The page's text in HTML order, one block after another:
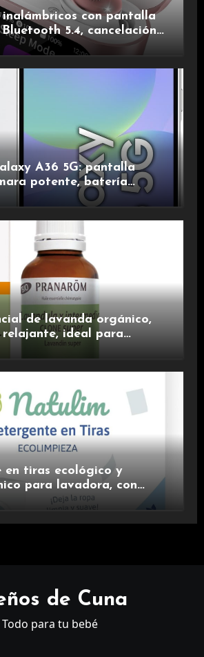
inalámbricos con pantalla
5.4, cancelación
y de larga
A36 5G: pantalla
potente, batería
carga rápida para una
de lavanda orgánico,
ideal para
en tiras ecológico y
para lavadora, con
incluido y fragancia de
de Cuna
Todo para tu bebé